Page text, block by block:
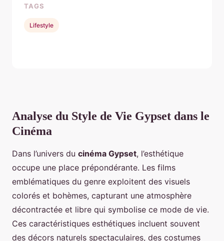
Analyse du Style de Vie Gypset dans le
Cinéma
Dans l’univers du cinéma Gypset, l’esthétique
occupe une place prépondérante. Les films
emblématiques du genre exploitent des visuels
colorés et bohèmes, capturant une atmosphère
décontractée et libre qui symbolise ce mode de vie.
Ces caractéristiques esthétiques incluent souvent
des décors naturels spectaculaires, des costumes
TAGS
Lifestyle